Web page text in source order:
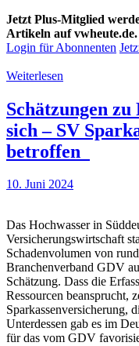
Jetzt Plus-Mitglied
Artikeln auf vwheute.de.
Login für Abonnenten
Weiterlesen
Schätzungen
sich – SV
betroffen
10. Juni 2024
Das Hochwasser in
Versicherungswirtschaft
Schadenvolumen von
Branchenverband GDV
Schätzung. Dass die
Ressourcen beansprucht,
Sparkassenversicherung,
Unterdessen gab es im
für das vom GDV